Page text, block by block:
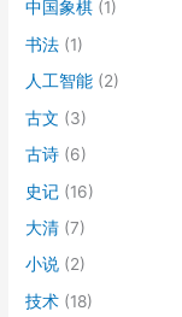
中国象棋 (1)
书法 (1)
人工智能 (2)
古文 (3)
古诗 (6)
史记 (16)
大清 (7)
小说 (2)
技术 (18)